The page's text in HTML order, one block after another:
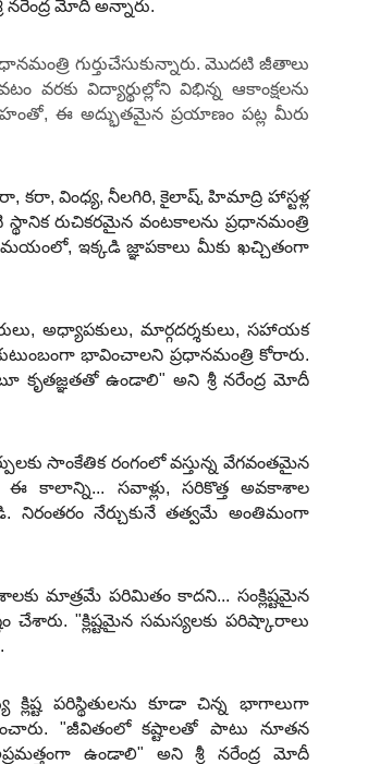
మోదీ అన్నారు.
గుర్తుచేసుకున్నారు. మొదటి జీతాలు
వరకు విద్యార్థుల్లోని విభిన్న ఆకాంక్షలను
ఈ అద్భుతమైన ప్రయాణం పట్ల మీరు
కరా, వింధ్య, నీలగిరి, కైలాష్, హిమాద్రి హాస్టళ్ల
రుచికరమైన వంటకాలను ప్రధానమంత్రి
సమయంలో, ఇక్కడి జ్ఞాపకాలు మీకు ఖచ్చితంగా
అధ్యాపకులు, మార్గదర్శకులు, సహాయక
భావించాలని ప్రధానమంత్రి కోరారు.
కృతజ్ఞతతో ఉండాలి" అని శ్రీ నరేంద్ర మోదీ
సాంకేతిక రంగంలో వస్తున్న వేగవంతమైన
ఈ కాలాన్ని... సవాళ్లు, సరికొత్త అవకాశాల
నిరంతరం నేర్చుకునే తత్వమే అంతిమంగా
మాత్రమే పరిమితం కాదని... సంక్లిష్టమైన
చేశారు. "క్లిష్టమైన సమస్యలకు పరిష్కారాలు
పరిస్థితులను కూడా చిన్న భాగాలుగా
"జీవితంలో కష్టాలతో పాటు నూతన
ఉండాలి" అని శ్రీ నరేంద్ర మోదీ